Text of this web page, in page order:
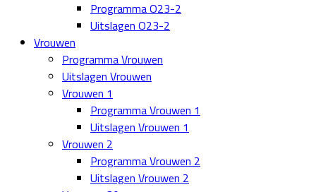
Programma O23-2
Uitslagen O23-2
Vrouwen
Programma Vrouwen
Uitslagen Vrouwen
Vrouwen 1
Programma Vrouwen 1
Uitslagen Vrouwen 1
Vrouwen 2
Programma Vrouwen 2
Uitslagen Vrouwen 2